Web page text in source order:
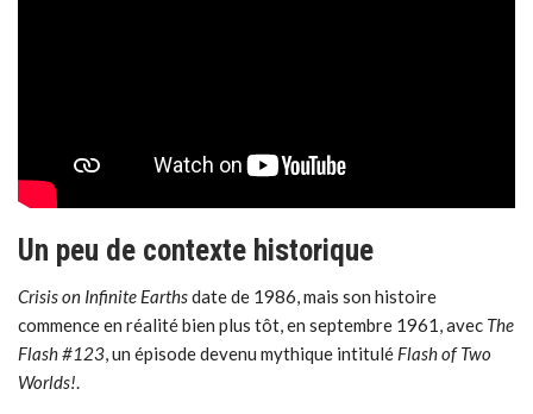
Un peu de contexte historique
Crisis on Infinite Earthsdate de 1986, mais son histoire
commence en réalité bien plus tôt, en septembre 1961, avec The
Flash #123, un épisode devenu mythique intitulé Flash of Two
Worlds!.